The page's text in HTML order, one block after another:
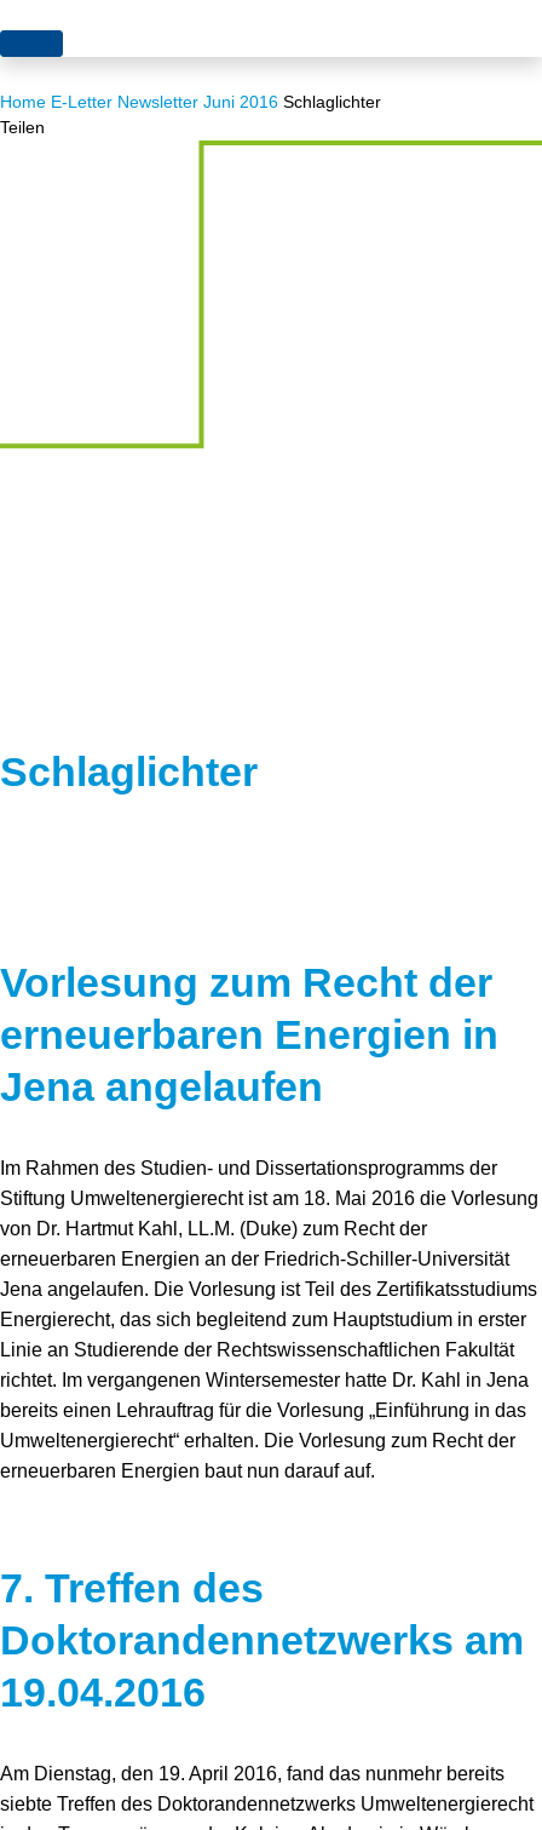
Themen
Akzeptanz
Netze
Projekte
Stiftungsporträt
Schriften zum Umweltenergierecht
Home E-Letter Newsletter Juni 2016 Schlaglichter
Teilen
Schlaglichter
Vorlesung zum Recht der
erneuerbaren Energien in
Jena angelaufen
Im Rahmen des Studien- und Dissertationsprogramms der
Stiftung Umweltenergierecht ist am 18. Mai 2016 die Vorlesung
von Dr. Hartmut Kahl, LL.M. (Duke) zum Recht der
erneuerbaren Energien an der Friedrich-Schiller-Universität
Jena angelaufen. Die Vorlesung ist Teil des Zertifikatsstudiums
Energierecht, das sich begleitend zum Hauptstudium in erster
Linie an Studierende der Rechtswissenschaftlichen Fakultät
richtet. Im vergangenen Wintersemester hatte Dr. Kahl in Jena
bereits einen Lehrauftrag für die Vorlesung „Einführung in das
Umweltenergierecht“ erhalten. Die Vorlesung zum Recht der
erneuerbaren Energien baut nun darauf auf.
7. Treffen des
Doktorandennetzwerks am
19.04.2016
Am Dienstag, den 19. April 2016, fand das nunmehr bereits
siebte Treffen des Doktorandennetzwerks Umweltenergierecht